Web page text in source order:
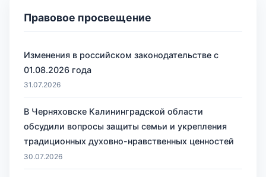
Правовое просвещение
Изменения в российском законодательстве с
01.08.2026 года
31.07.2026
В Черняховске Калининградской области
обсудили вопросы защиты семьи и укрепления
традиционных духовно-нравственных ценностей
30.07.2026